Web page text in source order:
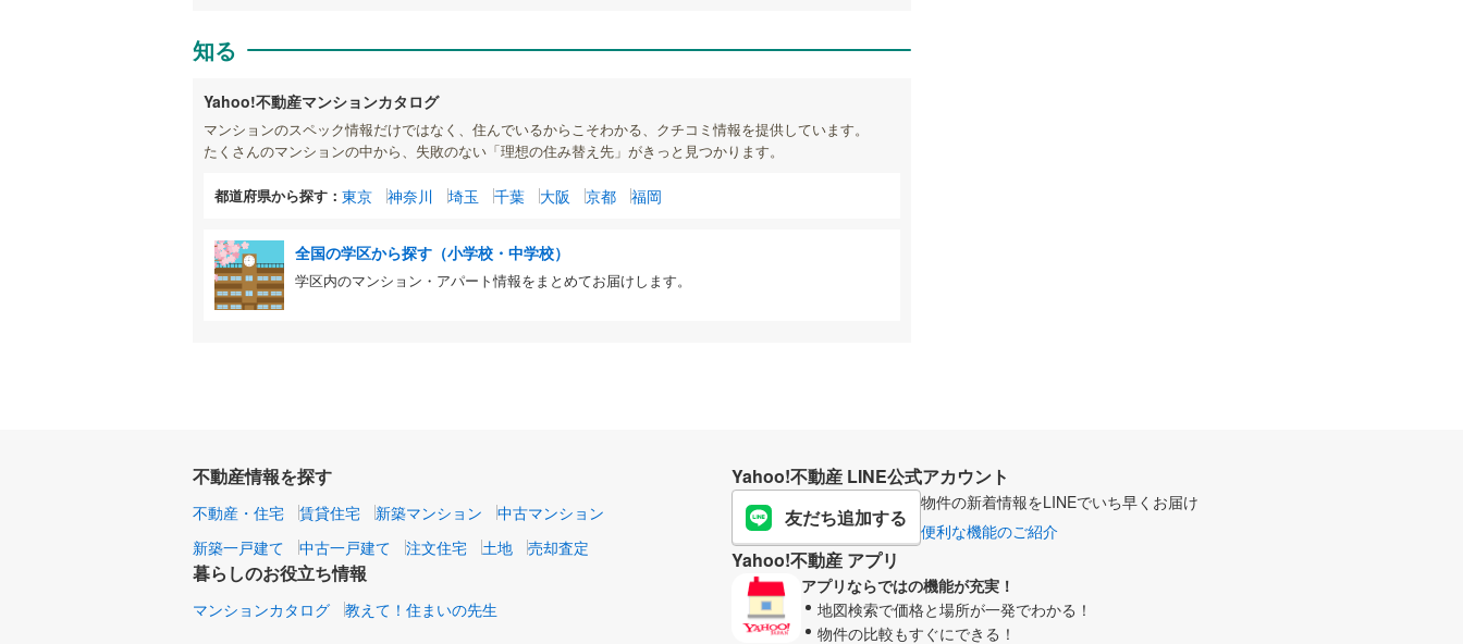
知る
Yahoo!不動産マンションカタログ
マンションのスペック情報だけではなく、住んでいるからこそわかる、クチコミ情報を提供しています。
たくさんのマンションの中から、失敗のない「理想の住み替え先」がきっと見つかります。
都道府県から探す： 東京 神奈川 埼玉 千葉 大阪 京都 福岡
全国の学区から探す（小学校・中学校）
学区内のマンション・アパート情報をまとめてお届けします。
不動産情報を探す
不動産・住宅 賃貸住宅 新築マンション
中古マンション
新築一戸建て
中古一戸建て 注文住宅 土地 売却査定
暮らしのお役立ち情報
マンションカタログ 教えて！住まいの先生
Yahoo!不動産 LINE公式アカウント
友だち追加する
物件の新着情報をLINEでいち早くお届け
便利な機能のご紹介
Yahoo!不動産 アプリ
アプリならではの機能が充実！
地図検索で価格と場所が一発でわかる！
物件の比較もすぐにできる！